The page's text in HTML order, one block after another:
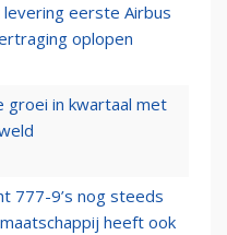
levering eerste Airbus
oplopen
groei in kwartaal met
777-9’s nog steeds
heeft ook